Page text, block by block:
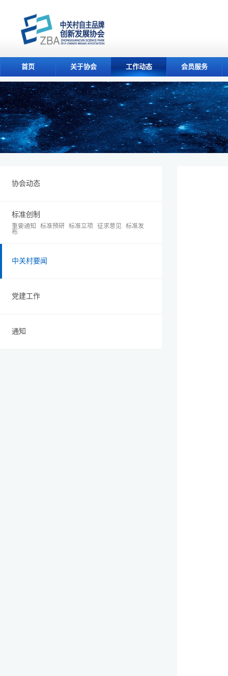
首页 关于协会 工作动态 会员服务
协会动态
标准创制
重要通知 标准预研 标准立项 征求意见 标准发
布
中关村要闻
党建工作
通知